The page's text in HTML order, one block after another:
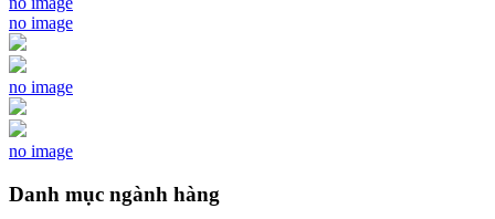
no image
no image
no image
Danh mục ngành hàng